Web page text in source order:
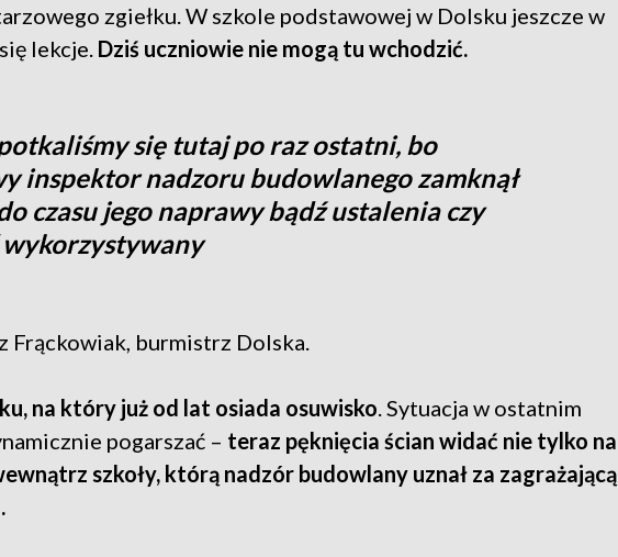
zgiełku. W szkole podstawowej w Dolsku jeszcze w
lekcje. Dziś uczniowie nie mogą tu wchodzić.
się tutaj po raz ostatni, bo
inspektor nadzoru budowlanego zamknął
czasu jego naprawy bądź ustalenia czy
wykorzystywany
Frąckowiak, burmistrz Dolska.
na który już od lat osiada osuwisko . Sytuacja w ostatnim
pogarszać – teraz pęknięcia ścian widać nie tylko na
szkoły, którą nadzór budowlany uznał za zagrażającą